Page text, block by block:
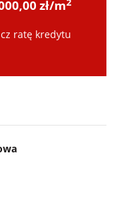
zł/m2
ratę kredytu